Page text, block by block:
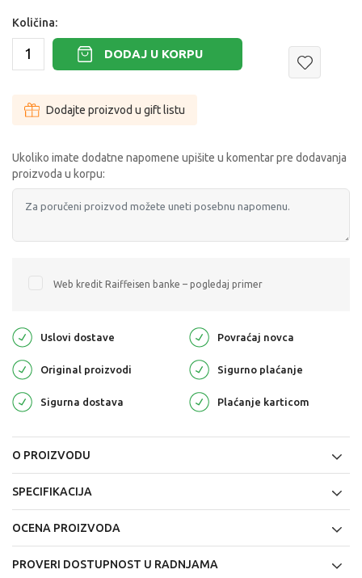
Količina:
DODAJ U KORPU
Dodajte proizvod u gift listu
Ukoliko imate dodatne napomene upišite u komentar pre dodavanja
proizvoda u korpu:
Web kredit Raiffeisen banke – pogledaj primer
Uslovi dostave Povraćaj novca
Original proizvodi Sigurno plaćanje
Sigurna dostava Plaćanje karticom
O PROIZVODU
SPECIFIKACIJA
OCENA PROIZVODA
PROVERI DOSTUPNOST U RADNJAMA